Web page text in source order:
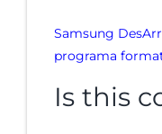
Samsung
programa
Is this